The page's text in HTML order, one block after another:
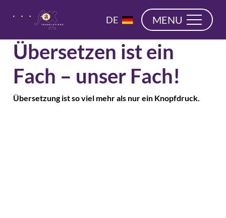
DE
NL
MENU
Übersetzen ist ein
Fach – unser Fach!
Übersetzung ist so viel mehr als nur ein Knopfdruck.